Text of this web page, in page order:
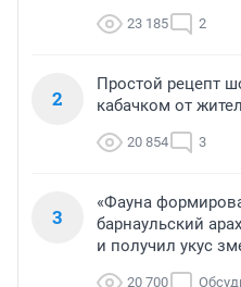
23 185 2
2
Простой рецепт
кабачком от
20 854 3
3
«Фауна
барнаульский
и получил укус
20 700